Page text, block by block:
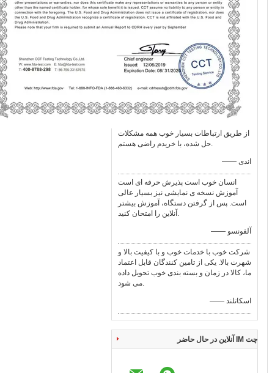
از طریق ارتباطات بسیار خوب همه مشکلات
حل شده، با خریدم راضی هستم.
—— اندی
انسان خوب است پذیرش حرفه ای است
آموزش نسخه ی نمایشی نیز بسیار عالی
است. پس از گرفتن دستگاه، آموزش بیشتر
آنلاین را امتحان کنید.
—— آلفونسو
شرکت خوب با خدمات خوب و با کیفیت بالا و
شهرت بالا. یکی از تامین کنندگان قابل اعتماد
ما، کالا در زمان و بسته بندی خوب تحویل داده
می شود.
—— اسکاتلند
چت IM آنلاین در حال حاضر